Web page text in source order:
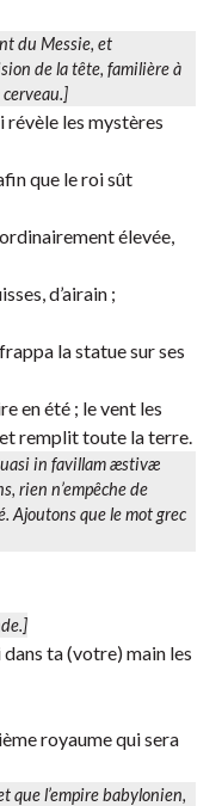
du Messie, et
de la tête, familière à
révèle les mystères
que le roi sût
élevée,
d’airain ;
la statue sur ses
en été ; le vent les
remplit toute la terre.
in favillam æstivæ
rien n’empêche de
Ajoutons que le mot grec
ta (votre) main les
royaume qui sera
que l’empire babylonien,